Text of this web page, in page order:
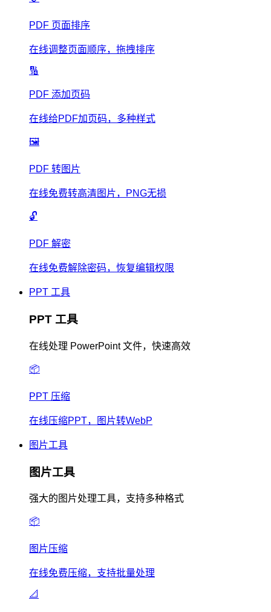
PDF 页面排序
在线调整页面顺序，拖拽排序
🔢
PDF 添加页码
在线给PDF加页码，多种样式
🖼️
PDF 转图片
在线免费转高清图片，PNG无损
🔓
PDF 解密
在线免费解除密码，恢复编辑权限
PPT 工具
PPT 工具
在线处理 PowerPoint 文件，快速高效
📦
PPT 压缩
在线压缩PPT，图片转WebP
图片工具
图片工具
强大的图片处理工具，支持多种格式
📦
图片压缩
在线免费压缩，支持批量处理
📐